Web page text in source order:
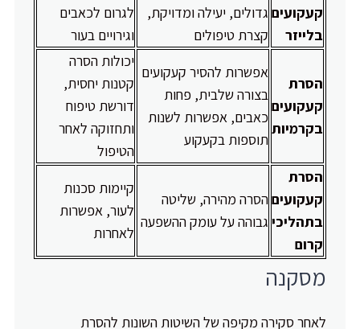
קעקועים
בלייזר
גדולים, יעילה ומדויקת,
קצרת טיפולים
לגרום לכאבים
וגירויים בעור
הסרת
קעקועים
בקרמיות
אפשרות להסיר קעקועים
בצורה שלבית, פחות
כאבים, אפשרות לשנות
תוספות בקעקוע
יכולות הסרה
קטנות יחסית,
דורשת טיפוח
ותחזוקה לאחר
הטיפול
הסרת
קעקועים
בתהליכי
קרום
הסרה מהירה, שליטה
גבוהה על עומק ההשפעה
קיימות סכנות
לעור, אפשרות
לאחרות
מסקנה
לאחר סקירה מקיפה של השיטות השונות להסרת